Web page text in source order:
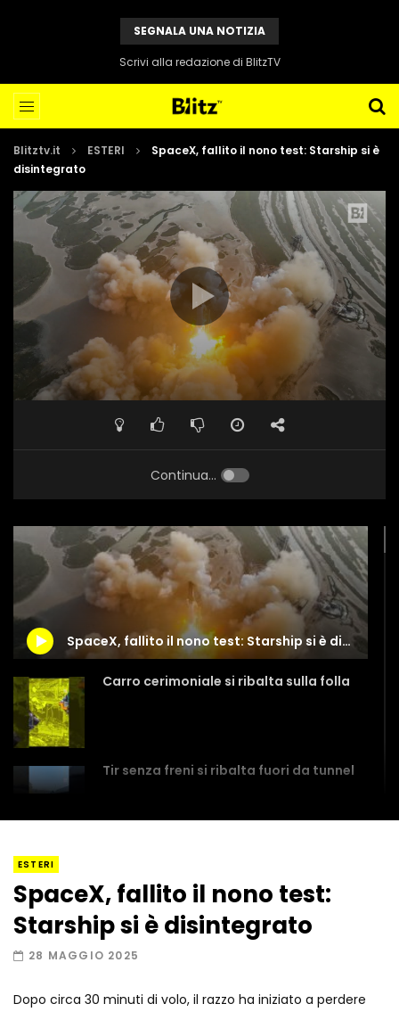
SEGNALA UNA NOTIZIA
Scrivi alla redazione di BlitzTV
Blitztv.it ESTERI
SpaceX, fallito il nono test: Starship si è
disintegrato
Continua...
SpaceX, fallito il nono test: Starship si è disintegrato
Carro cerimoniale si ribalta sulla folla
Tir senza freni si ribalta fuori da tunnel
Amiocuggino fa saltare in aria il drone
ESTERI
SpaceX, fallito il nono test:
Starship si è disintegrato
28 MAGGIO 2025
Dopo circa 30 minuti di volo, il razzo ha iniziato a perdere